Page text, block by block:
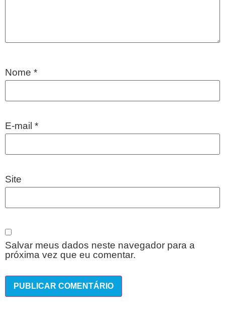
Nome *
E-mail *
Site
Salvar meus dados neste navegador para a
próxima vez que eu comentar.